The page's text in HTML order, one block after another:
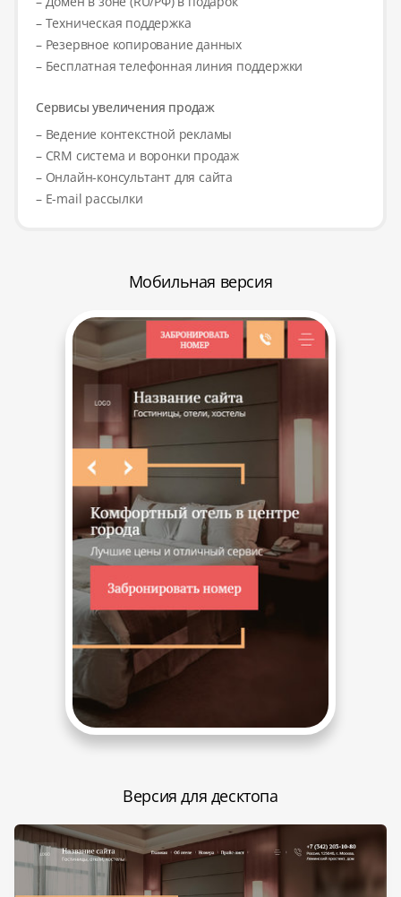
– Техническая поддержка
– Резервное копирование данных
– Бесплатная телефонная линия поддержки
Сервисы увеличения продаж
– Ведение контекстной рекламы
– CRM система и воронки продаж
– Онлайн-консультант для сайта
– E-mail рассылки
Версия для десктопа
Мобильная версия